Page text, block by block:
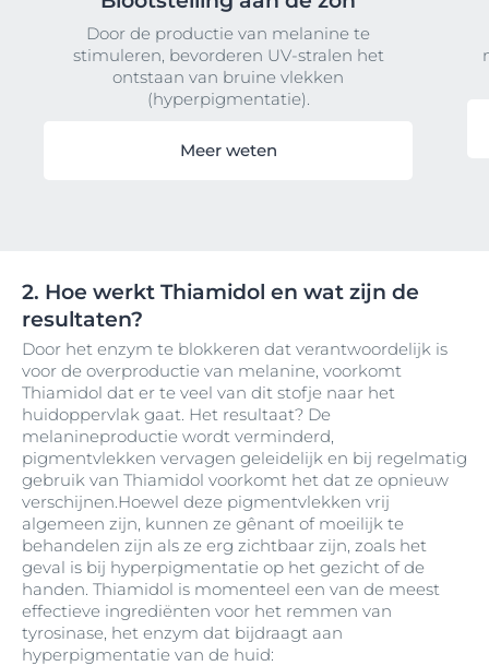
Door de productie van melanine te
stimuleren, bevorderen UV-stralen het
ontstaan van bruine vlekken
(hyperpigmentatie).
Meer weten
2. Hoe werkt Thiamidol en wat zijn de
resultaten?
Door het enzym te blokkeren dat verantwoordelijk is
voor de overproductie van melanine, voorkomt
Thiamidol dat er te veel van dit stofje naar het
huidoppervlak gaat. Het resultaat? De
melanineproductie wordt verminderd,
pigmentvlekken vervagen geleidelijk en bij regelmatig
gebruik van Thiamidol voorkomt het dat ze opnieuw
verschijnen.Hoewel deze pigmentvlekken vrij
algemeen zijn, kunnen ze gênant of moeilijk te
behandelen zijn als ze erg zichtbaar zijn, zoals het
geval is bij hyperpigmentatie op het gezicht of de
handen. Thiamidol is momenteel een van de meest
effectieve ingrediënten voor het remmen van
tyrosinase, het enzym dat bijdraagt aan
hyperpigmentatie van de huid: